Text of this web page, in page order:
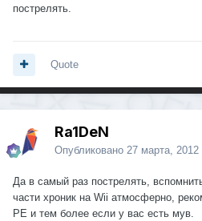
пострелять.
Quote
Ra1DeN
Опубликовано 27 марта, 2012
Да в самый раз пострелять,
части хроник на Wii атмосферно,
РЕ и тем более если у вас есть мув.